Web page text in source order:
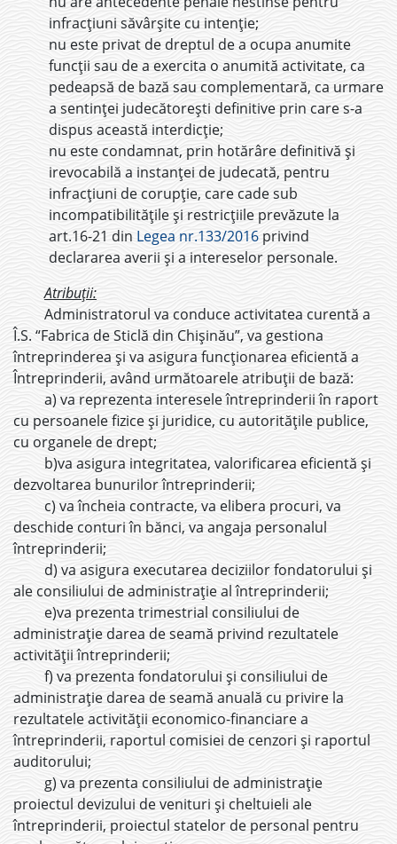
infracțiuni săvârșite cu intenție;
nu este privat de dreptul de a ocupa anumite
funcții sau de a exercita o anumită activitate, ca
pedeapsă de bază sau complementară, ca urmare
a sentinței judecătorești definitive prin care s-a
dispus această interdicție;
nu este condamnat, prin hotărâre definitivă și
irevocabilă a instanței de judecată, pentru
infracțiuni de corupție, care cade sub
incompatibilitățile și restricțiile prevăzute la
art.16-21 din Legea nr.133/2016 privind
declararea averii și a intereselor personale.
Atribuții:
Administratorul va conduce activitatea curentă a
Î.S. “Fabrica de Sticlă din Chișinău”, va gestiona
întreprinderea și va asigura funcționarea eficientă a
Întreprinderii, având următoarele atribuții de bază:
a) va reprezenta interesele întreprinderii în raport
cu persoanele fizice și juridice, cu autoritățile publice,
cu organele de drept;
b)va asigura integritatea, valorificarea eficientă și
dezvoltarea bunurilor întreprinderii;
c) va încheia contracte, va elibera procuri, va
deschide conturi în bănci, va angaja personalul
întreprinderii;
d) va asigura executarea deciziilor fondatorului și
ale consiliului de administrație al întreprinderii;
e)va prezenta trimestrial consiliului de
administrație darea de seamă privind rezultatele
activității întreprinderii;
f) va prezenta fondatorului și consiliului de
administrație darea de seamă anuală cu privire la
rezultatele activității economico-financiare a
întreprinderii, raportul comisiei de cenzori și raportul
auditorului;
g) va prezenta consiliului de administrație
proiectul devizului de venituri și cheltuieli ale
întreprinderii, proiectul statelor de personal pentru